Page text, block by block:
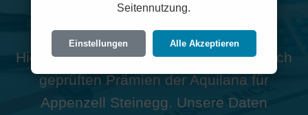
Appenzell Steinegg (9050)
Hier finden Sie die offiziellen und rechtlich
geprüften Prämien der Aquilana für
Appenzell Steinegg. Unsere Daten
Seitennutzung.
Einstellungen Alle Akzeptieren